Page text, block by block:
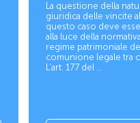
La questione della
giuridica delle vincite
questo caso deve
alla luce della
regime patrimoniale
comunione legale tra
L’art. 177 del ...